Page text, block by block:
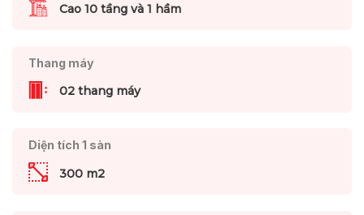
Cao 10 tầng và 1 hầm
Thang máy
02 thang máy
Diện tích 1 sàn
300 m2